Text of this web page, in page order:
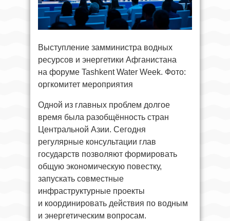
Выступление замминистра водных
ресурсов и энергетики Афганистана
на форуме Tashkent Water Week. Фото:
оргкомитет мероприятия
Одной из главных проблем долгое
время была разобщённость стран
Центральной Азии. Сегодня
регулярные консультации глав
государств позволяют формировать
общую экономическую повестку,
запускать совместные
инфраструктурные проекты
и координировать действия по водным
и энергетическим вопросам.